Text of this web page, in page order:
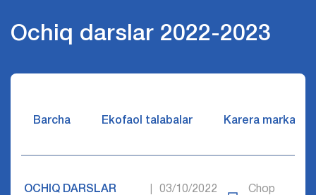
Ochiq darslar 2022-2023
Barcha Ekofaol talabalar Karera markazi
OCHIQ DARSLAR
03/10/2022
Chop